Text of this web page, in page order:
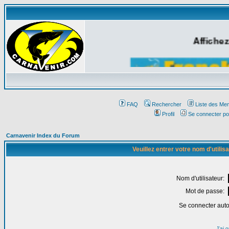
FAQ Rechercher
Liste des
Profil
Se connecter
Carnavenir Index du Forum
Veuillez entrer votre nom
Nom d'utilisateur:
Mot de passe:
Se connecter